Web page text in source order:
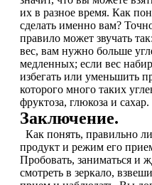
Суставы и связки
Коллаген
Протеин
НАЗАД
Сывороточный протеин
Казеин
их в разное время. Как
сделать именно вам?
правило может звучать
вес, вам нужно больше
медленных; если вес
избегать или уменьшить
которого много таких
фруктоза, глюкоза и сахар.
Заключение.
Как понять, правильно
продукт и режим его
Пробовать, заниматься и
смотреть в зеркало,